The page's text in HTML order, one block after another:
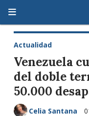
Venezuela
del doble
50.000
Actualidad
Celia Santana